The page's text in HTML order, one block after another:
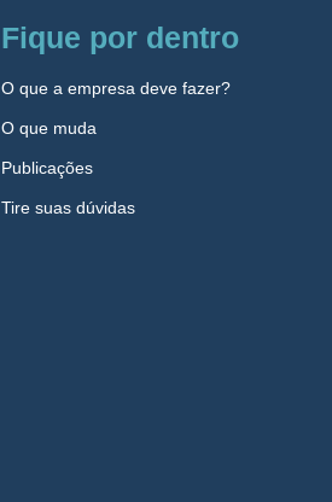
Fique por dentro
O que a empresa deve fazer?
O que muda
Publicações
Tire suas dúvidas